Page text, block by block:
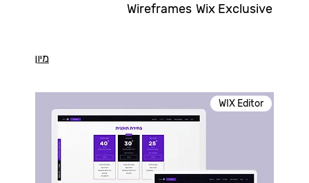
Wix Exclusive
Wireframes
מיון
WIX Editor